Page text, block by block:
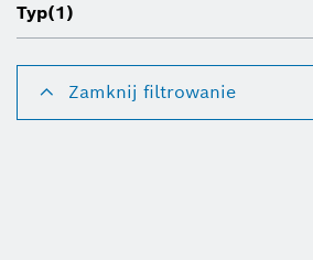
Typ(1)
Zamknij filtrowanie